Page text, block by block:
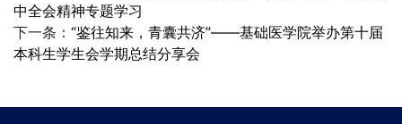
中全会精神专题学习
下一条： “鉴往知来，青囊共济”——基础医学院举办第十届
本科生学生会学期总结分享会